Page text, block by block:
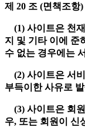
제 20 조 (면책조항)
(1) 사이트은 천
지 및 기타 이에 준
수 없는 경우에는
(2) 사이트은 서
부득이한 사유로
(3) 사이트은 회
우, 또는 회원이 신